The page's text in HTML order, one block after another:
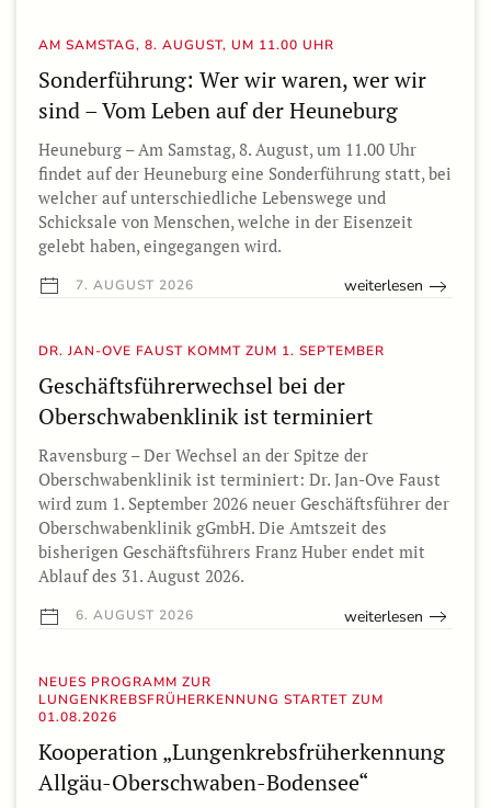
AM SAMSTAG, 8. AUGUST, UM 11.00 UHR
Sonderführung: Wer wir waren, wer wir
sind – Vom Leben auf der Heuneburg
Heuneburg – Am Samstag, 8. August, um 11.00 Uhr
findet auf der Heuneburg eine Sonderführung statt, bei
welcher auf unterschiedliche Lebenswege und
Schicksale von Menschen, welche in der Eisenzeit
gelebt haben, eingegangen wird.
7. AUGUST 2026 weiterlesen
DR. JAN-OVE FAUST KOMMT ZUM 1. SEPTEMBER
Geschäftsführerwechsel bei der
Oberschwabenklinik ist terminiert
Ravensburg – Der Wechsel an der Spitze der
Oberschwabenklinik ist terminiert: Dr. Jan-Ove Faust
wird zum 1. September 2026 neuer Geschäftsführer der
Oberschwabenklinik gGmbH. Die Amtszeit des
bisherigen Geschäftsführers Franz Huber endet mit
Ablauf des 31. August 2026.
6. AUGUST 2026 weiterlesen
NEUES PROGRAMM ZUR
LUNGENKREBSFRÜHERKENNUNG STARTET ZUM
01.08.2026
Kooperation „Lungenkrebsfrüherkennung
Allgäu-Oberschwaben-Bodensee“